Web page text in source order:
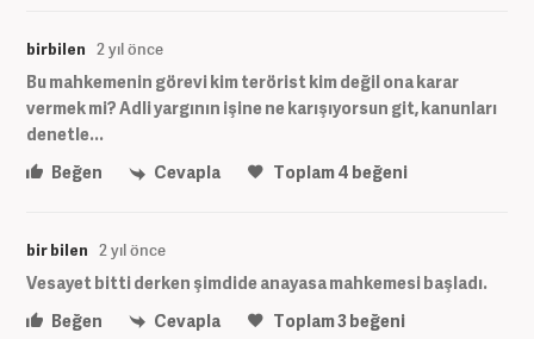
birbilen 2 yıl önce
Bu mahkemenin görevi kim terörist kim değil ona karar
vermek mi? Adli yargının işine ne karışıyorsun git, kanunları
denetle...
Beğen
Cevapla Toplam4 beğeni
bir bilen 2 yıl önce
Vesayet bitti derken şimdide anayasa mahkemesi başladı.
Beğen
Cevapla Toplam3beğeni